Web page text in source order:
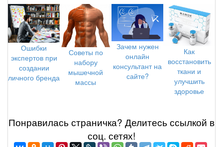
Ошибки
экспертов при
создании
личного бренда
Советы по
набору
мышечной
массы
Зачем нужен
онлайн
консультант на
сайте?
Как
восстановить
ткани и
улучшить
здоровье
Понравилась страничка? Делитеcь ссылкой в
соц. сетях!